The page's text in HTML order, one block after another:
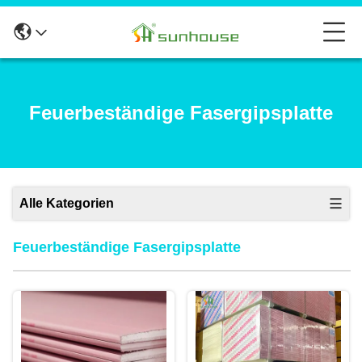
Feuerbeständige Fasergipsplatte
Alle Kategorien
Feuerbeständige Fasergipsplatte